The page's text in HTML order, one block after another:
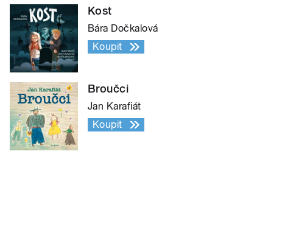
Kost
Bára Dočkalová
Koupit
Broučci
Jan Karafiát
Koupit